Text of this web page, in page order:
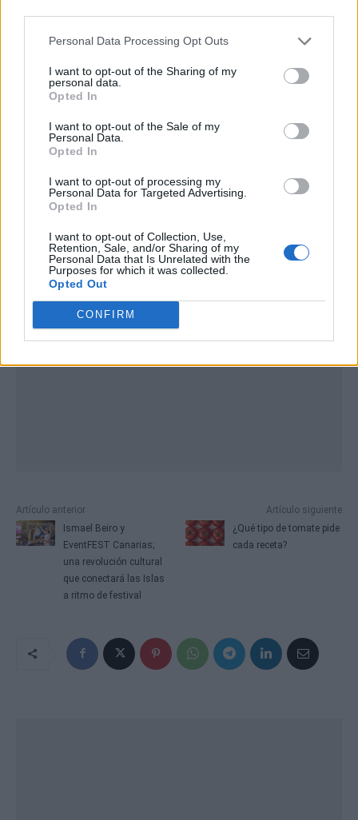
Personal Data Processing Opt Outs
I want to opt-out of the Sharing of my
personal data.
Opted In
I want to opt-out of the Sale of my
Personal Data.
Opted In
I want to opt-out of processing my
Personal Data for Targeted Advertising.
Opted In
I want to opt-out of Collection, Use,
Retention, Sale, and/or Sharing of my
Personal Data that Is Unrelated with the
Purposes for which it was collected.
Opted Out
CONFIRM
Publicidad
Artículo anterior
Ismael Beiro y
EventFEST Canarias;
una revolución cultural
que conectará las Islas
a ritmo de festival
Artículo siguiente
¿Qué tipo de tomate pide
cada receta?